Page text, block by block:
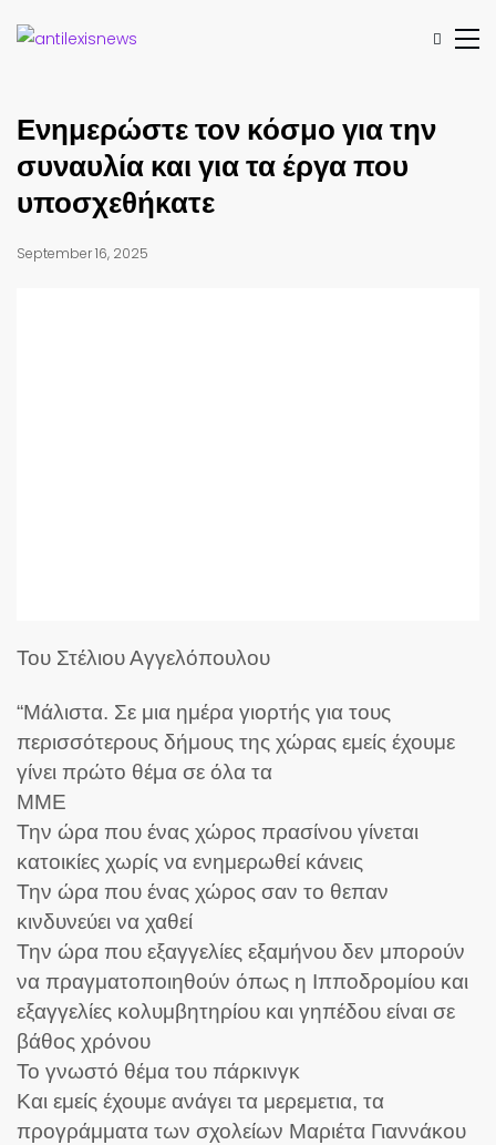
Ενημερώστε τον κόσμο για την
συναυλία και για τα έργα που
υποσχεθήκατε
September 16, 2025
Του Στέλιου Αγγελόπουλου
“Μάλιστα. Σε μια ημέρα γιορτής για τους
περισσότερους δήμους της χώρας εμείς έχουμε
γίνει πρώτο θέμα σε όλα τα
ΜΜΕ
Την ώρα που ένας χώρος πρασίνου γίνεται
κατοικίες χωρίς να ενημερωθεί κάνεις
Την ώρα που ένας χώρος σαν το θεπαν
κινδυνεύει να χαθεί
Την ώρα που εξαγγελίες εξαμήνου δεν μπορούν
να πραγματοποιηθούν όπως η Ιπποδρομίου και
εξαγγελίες κολυμβητηρίου και γηπέδου είναι σε
βάθος χρόνου
Το γνωστό θέμα του πάρκινγκ
Και εμείς έχουμε ανάγει τα μερεμετια, τα
προγράμματα των σχολείων Μαριέτα Γιαννάκου